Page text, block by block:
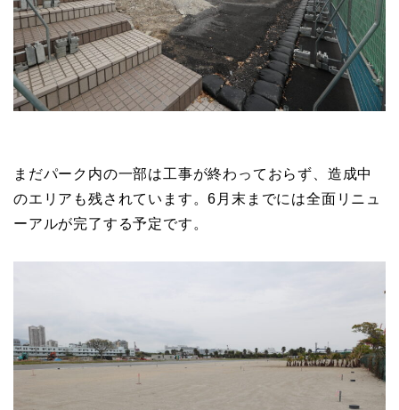
まだパーク内の一部は工事が終わっておらず、造成中
のエリアも残されています。6月末までには全面リニュ
ーアルが完了する予定です。